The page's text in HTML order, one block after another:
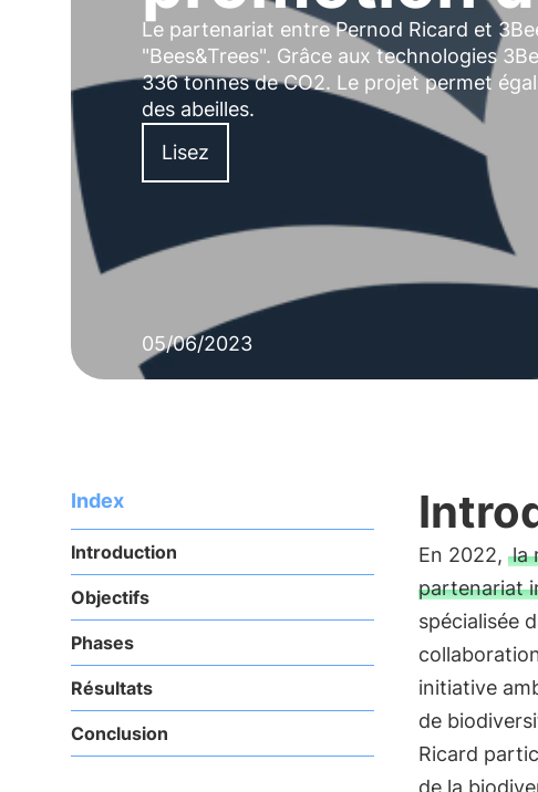
Le partenariat entre Pernod Ricard et
"Bees&Trees". Grâce aux technologies
336 tonnes de CO2. Le projet permet
des abeilles.
Lisez
05/06/2023
Index
Introduction
Objectifs
Phases
Résultats
Conclusion
En 2022, la
partenariat
spécialisée
initiative
de
Ricard
de la